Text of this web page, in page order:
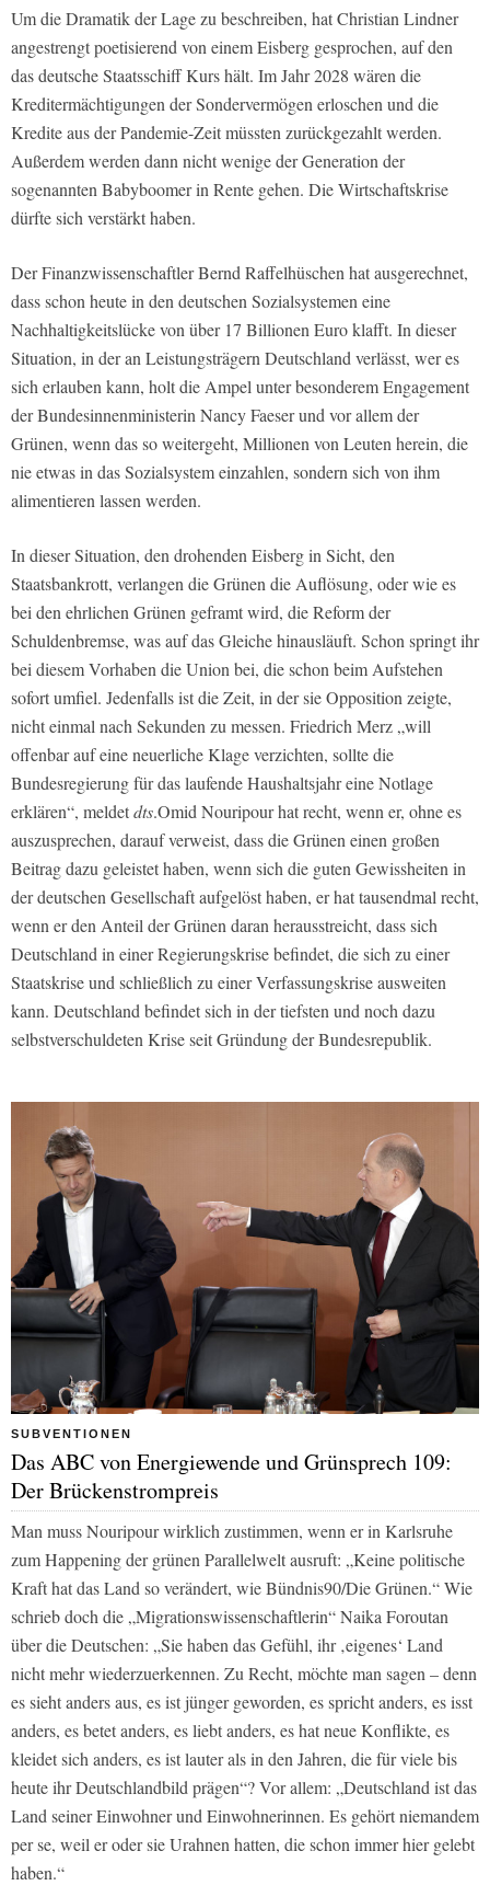
Um die Dramatik der Lage zu beschreiben, hat Christian Lindner
angestrengt poetisierend von einem Eisberg gesprochen, auf den
das deutsche Staatsschiff Kurs hält. Im Jahr 2028 wären die
Kreditermächtigungen der Sondervermögen erloschen und die
Kredite aus der Pandemie-Zeit müssten zurückgezahlt werden.
Außerdem werden dann nicht wenige der Generation der
sogenannten Babyboomer in Rente gehen. Die Wirtschaftskrise
dürfte sich verstärkt haben.
Der Finanzwissenschaftler Bernd Raffelhüschen hat ausgerechnet,
dass schon heute in den deutschen Sozialsystemen eine
Nachhaltigkeitslücke von über 17 Billionen Euro klafft. In dieser
Situation, in der an Leistungsträgern Deutschland verlässt, wer es
sich erlauben kann, holt die Ampel unter besonderem Engagement
der Bundesinnenministerin Nancy Faeser und vor allem der
Grünen, wenn das so weitergeht, Millionen von Leuten herein, die
nie etwas in das Sozialsystem einzahlen, sondern sich von ihm
alimentieren lassen werden.
In dieser Situation, den drohenden Eisberg in Sicht, den
Staatsbankrott, verlangen die Grünen die Auflösung, oder wie es
bei den ehrlichen Grünen geframt wird, die Reform der
Schuldenbremse, was auf das Gleiche hinausläuft. Schon springt ihr
bei diesem Vorhaben die Union bei, die schon beim Aufstehen
sofort umfiel. Jedenfalls ist die Zeit, in der sie Opposition zeigte,
nicht einmal nach Sekunden zu messen. Friedrich Merz „will
offenbar auf eine neuerliche Klage verzichten, sollte die
Bundesregierung für das laufende Haushaltsjahr eine Notlage
erklären“, meldetdts.Omid Nouripour hat recht, wenn er, ohne es
auszusprechen, darauf verweist, dass die Grünen einen großen
Beitrag dazu geleistet haben, wenn sich die guten Gewissheiten in
der deutschen Gesellschaft aufgelöst haben, er hat tausendmal recht,
wenn er den Anteil der Grünen daran herausstreicht, dass sich
Deutschland in einer Regierungskrise befindet, die sich zu einer
Staatskrise und schließlich zu einer Verfassungskrise ausweiten
kann. Deutschland befindet sich in der tiefsten und noch dazu
selbstverschuldeten Krise seit Gründung der Bundesrepublik.
SUBVENTIONEN
Das ABC von Energiewende und Grünsprech 109:
Der Brückenstrompreis
Man muss Nouripour wirklich zustimmen, wenn er in Karlsruhe
zum Happening der grünen Parallelwelt ausruft: „Keine politische
Kraft hat das Land so verändert, wie Bündnis90/Die Grünen.“ Wie
schrieb doch die „Migrationswissenschaftlerin“ Naika Foroutan
über die Deutschen: „Sie haben das Gefühl, ihr ‚eigenes‘ Land
nicht mehr wiederzuerkennen. Zu Recht, möchte man sagen – denn
es sieht anders aus, es ist jünger geworden, es spricht anders, es isst
anders, es betet anders, es liebt anders, es hat neue Konflikte, es
kleidet sich anders, es ist lauter als in den Jahren, die für viele bis
heute ihr Deutschlandbild prägen“? Vor allem: „Deutschland ist das
Land seiner Einwohner und Einwohnerinnen. Es gehört niemandem
per se, weil er oder sie Urahnen hatten, die schon immer hier gelebt
haben.“